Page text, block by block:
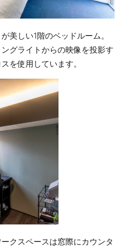
美しい1階のベッドルーム。
グライトからの映像を投影す
を使用しています。
クスペースは窓際にカウンタ